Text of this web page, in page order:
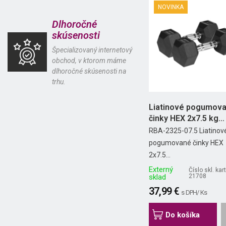
Dlhoročné
skúsenosti
Špecializovaný internetový
obchod, v ktorom máme
dlhoročné skúsenosti na
trhu.
NOVINKA
Liatinové
činky HEX 2x7.5 kg
REBEL...
RBA-2325-07.5
pogumované činky HEX
2x7.5...
Externý
sklad
Číslo skl.
21708
37,99 € s DPH/ Ks
Do košíka